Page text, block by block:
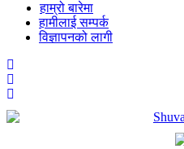
हाम्रो बारेमा
हामीलाई सम्पर्क
विज्ञापनको लागी